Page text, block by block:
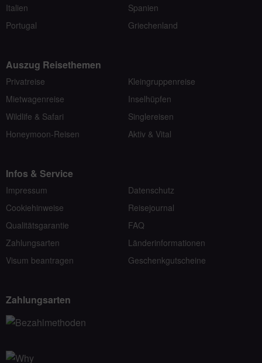
Italien
Spanien
Portugal
Griechenland
Auszug Reisethemen
Privatreise
Kleingruppenreise
Mietwagenreise
Inselhüpfen
Wildlife & Safari
Singlereisen
Honeymoon-Reisen
Aktiv & Vital
Infos & Service
Impressum
Datenschutz
Cookiehinweise
Reisejournal
Qualitätsgarantie
FAQ
Zahlungsarten
Länderinformationen
Visum beantragen
Geschenkgutscheine
Zahlungsarten